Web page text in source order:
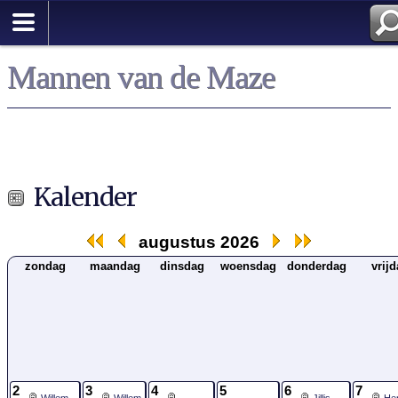
Mannen van de Maze
Kalender
augustus 2026
zondag maandag dinsdag woensdag donderdag
2 3 4 5 6 7